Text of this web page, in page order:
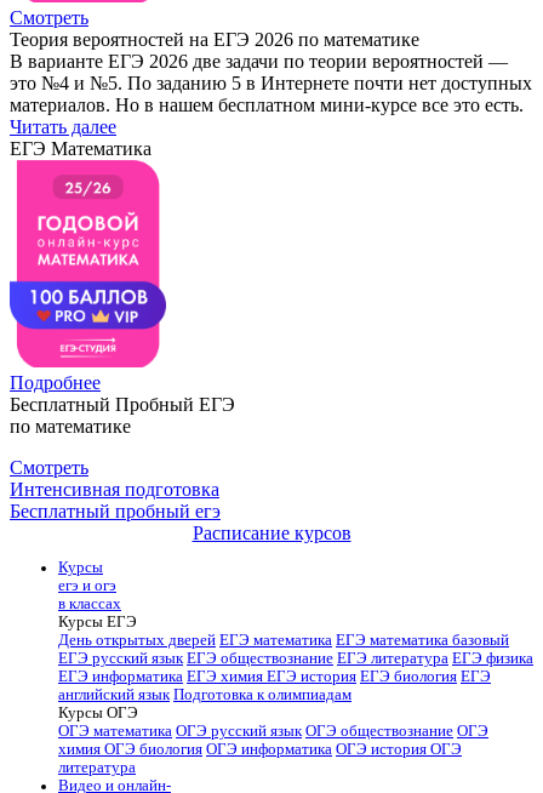
Смотреть
Теория вероятностей на ЕГЭ 2026 по математике
В варианте ЕГЭ 2026 две задачи по теории вероятностей —
это №4 и №5. По заданию 5 в Интернете почти нет доступных
материалов. Но в нашем бесплатном мини-курсе все это есть.
Читать далее
ЕГЭ Математика
Подробнее
Бесплатный Пробный ЕГЭ
по математике
Смотреть
Интенсивная подготовка
Бесплатный пробный егэ
Расписание курсов
Курсы
егэ и огэ
в классах
Курсы ЕГЭ
День открытых дверей ЕГЭ математика ЕГЭ математика базовый
ЕГЭ русский язык ЕГЭ обществознание ЕГЭ литература ЕГЭ физика
ЕГЭ информатика ЕГЭ химия ЕГЭ история ЕГЭ биология ЕГЭ
английский язык Подготовка к олимпиадам
Курсы ОГЭ
ОГЭ математика ОГЭ русский язык ОГЭ обществознание ОГЭ
химия ОГЭ биология ОГЭ информатика ОГЭ история ОГЭ
литература
Видео и онлайн-